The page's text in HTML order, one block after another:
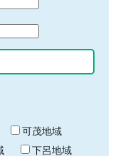
可茂地域
下呂地域